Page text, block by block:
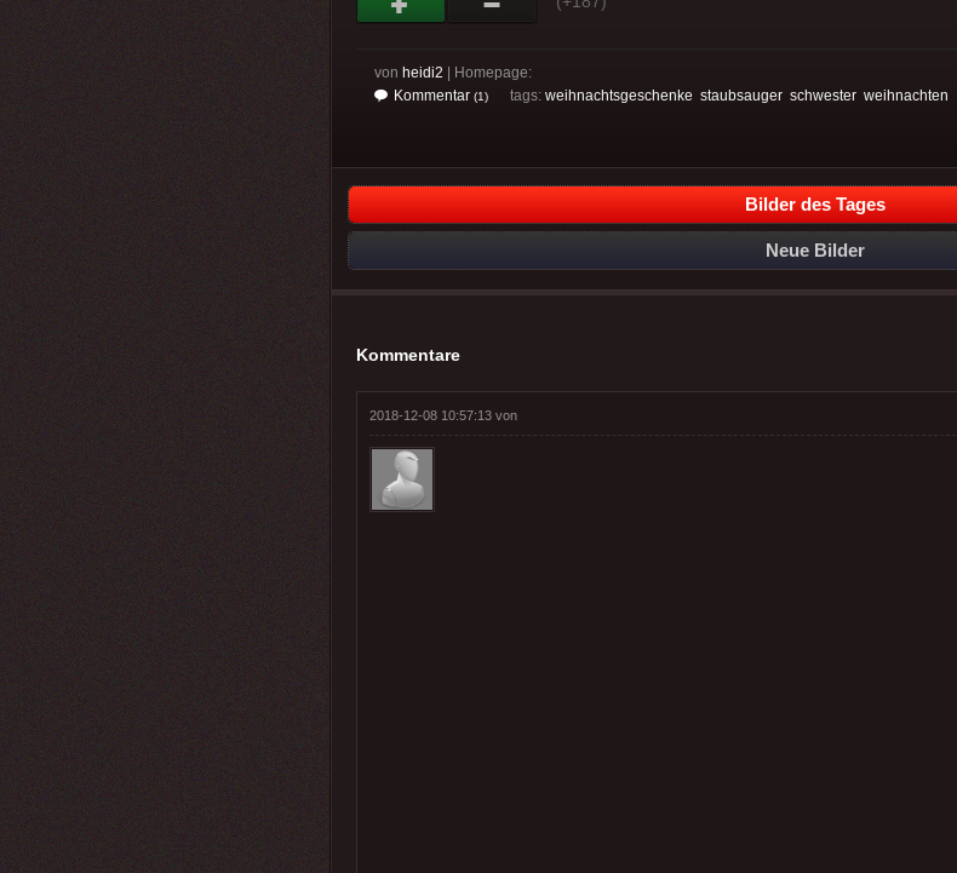
von heidi2 | Homepage:
Kommentar (1) tags: weihnachtsgeschenke staubsauger schwester weihnachten
Bilder des Tages
Neue Bilder
Kommentare
2018-12-08 10:57:13 von